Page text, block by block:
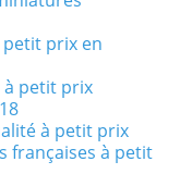
prix en
à petit prix
à petit prix
françaises à petit